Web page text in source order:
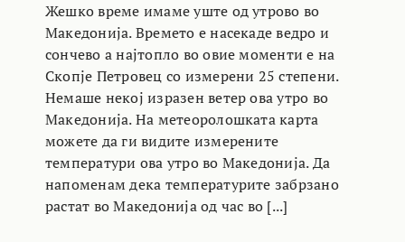
Жешко време имаме уште од утрово во
Македонија. Времето е насекаде ведро и
сончево а најтопло во овие моменти е на
Скопје Петровец со измерени 25 степени.
Немаше некој изразен ветер ова утро во
Македонија. На метеоролошката карта
можете да ги видите измерените
температури ова утро во Македонија. Да
напоменам дека температурите забрзано
растат во Македонија од час во [...]